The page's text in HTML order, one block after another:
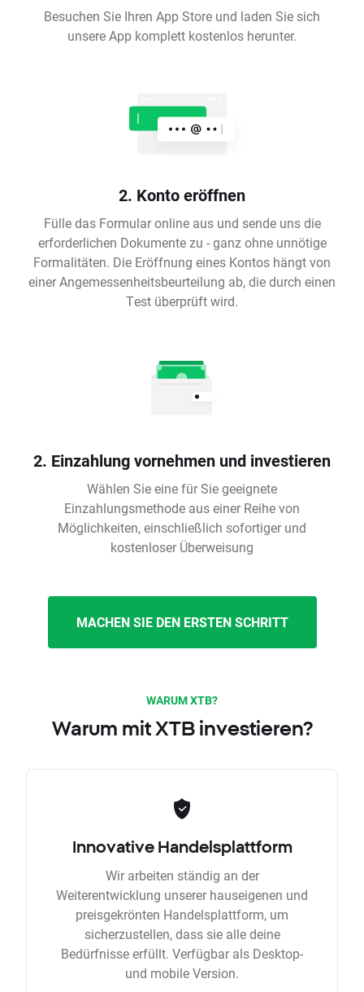
Besuchen Sie Ihren App Store und laden Sie sich
unsere App komplett kostenlos herunter.
2. Konto eröffnen
Fülle das Formular online aus und sende uns die
erforderlichen Dokumente zu - ganz ohne unnötige
Formalitäten. Die Eröffnung eines Kontos hängt von
einer Angemessenheitsbeurteilung ab, die durch einen
Test überprüft wird.
2. Einzahlung vornehmen und investieren
Wählen Sie eine für Sie geeignete
Einzahlungsmethode aus einer Reihe von
Möglichkeiten, einschließlich sofortiger und
kostenloser Überweisung
MACHEN SIE DEN ERSTEN SCHRITT
WARUM XTB?
Warum mit XTB investieren?
Innovative Handelsplattform
Wir arbeiten ständig an der
Weiterentwicklung unserer hauseigenen und
preisgekrönten Handelsplattform, um
sicherzustellen, dass sie alle deine
Bedürfnisse erfüllt. Verfügbar als Desktop-
und mobile Version.